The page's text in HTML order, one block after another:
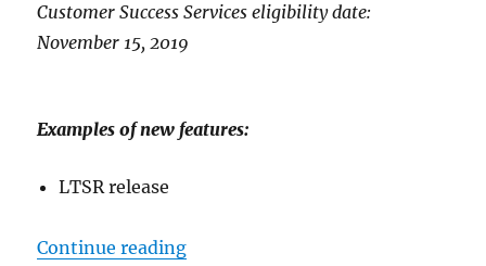
Customer Success Services eligibility date:
November 15, 2019
Examples of new features:
LTSR release
Continue reading“New Citrix Software as of